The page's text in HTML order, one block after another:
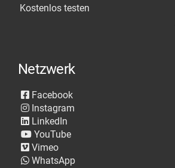
Kostenlos testen
Netzwerk
Facebook
Instagram
LinkedIn
YouTube
Vimeo
WhatsApp